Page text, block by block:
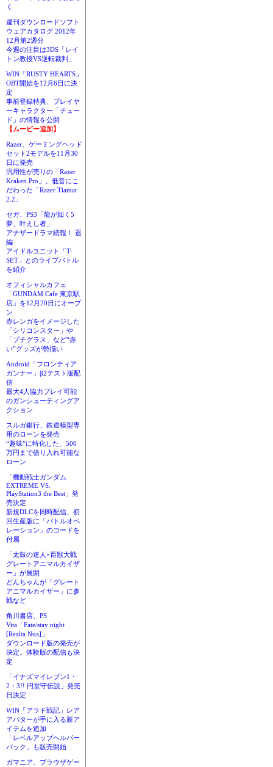
く
週刊ダウンロードソフト
ウェアカタログ 2012年
12月第2週分
今週の注目は3DS「レイ
トン教授VS逆転裁判」
WIN「RUSTY HEARTS」
OBT開始を12月6日に決
定
事前登録特典、プレイヤ
ーキャラクター「チュー
ド」の情報を公開
【ムービー追加】
Razer、ゲーミングヘッド
セット2モデルを11月30
日に発売
汎用性が売りの「Razer
Kraken Pro」、低音にこ
だわった「Razer Tiamat
2.2」
セガ、PS3「龍が如く5
夢、叶えし者」
アナザードラマ続報！ 遥
編
アイドルユニット「T-
SET」とのライブバトル
を紹介
オフィシャルカフェ
「GUNDAM Cafe 東京駅
店」を12月20日にオープ
ン
赤レンガをイメージした
「シリコンスター」や
「プチグラス」など“赤
い”グッズが勢揃い
Android「フロンティア
ガンナー」β2テスト版配
信
最大4人協力プレイ可能
のガンシューティングア
クション
スルガ銀行、鉄道模型専
用のローンを発売
“趣味”に特化した、500
万円まで借り入れ可能な
ローン
「機動戦士ガンダム
EXTREME VS.
PlayStation3 the Best」発
売決定
新規DLCを同時配信、初
回生産版に「バトルオペ
レーション」のコードを
付属
「太鼓の達人×百獣大戦
グレートアニマルカイザ
ー」が展開
どんちゃんが「グレート
アニマルカイザー」に参
戦など
角川書店、PS
Vita「Fate/stay night
[Realta Nua]」
ダウンロード版の発売が
決定。体験版の配信も決
定
「イナズマイレブン1・
2・3!! 円堂守伝説」発売
日決定
WIN「アラド戦記」レア
アバターが手に入る新ア
イテムを追加
「レベルアップヘルパー
パック」も販売開始
ガマニア、ブラウザゲー